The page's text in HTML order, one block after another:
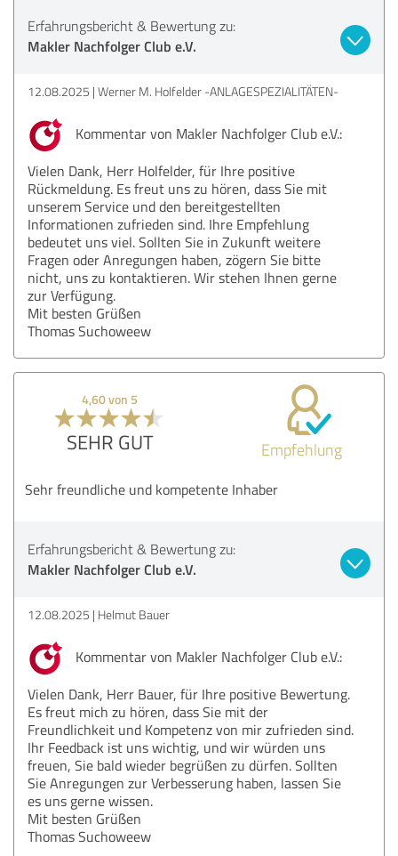
Erfahrungsbericht & Bewertung zu:
Makler Nachfolger Club e.V.
12.08.2025 Werner M. Holfelder -ANLAGESPEZIALITÄTEN-
Kommentar von Makler Nachfolger Club e.V.:
Vielen Dank, Herr Holfelder, für Ihre positive
Rückmeldung. Es freut uns zu hören, dass Sie mit
unserem Service und den bereitgestellten
Informationen zufrieden sind. Ihre Empfehlung
bedeutet uns viel. Sollten Sie in Zukunft weitere
Fragen oder Anregungen haben, zögern Sie bitte
nicht, uns zu kontaktieren. Wir stehen Ihnen gerne
zur Verfügung.
Mit besten Grüßen
Thomas Suchoweew
4,60 von 5
SEHR GUT Empfehlung
Sehr freundliche und kompetente Inhaber
Erfahrungsbericht & Bewertung zu:
Makler Nachfolger Club e.V.
12.08.2025 Helmut Bauer
Kommentar von Makler Nachfolger Club e.V.:
Vielen Dank, Herr Bauer, für Ihre positive Bewertung.
Es freut mich zu hören, dass Sie mit der
Freundlichkeit und Kompetenz von mir zufrieden sind.
Ihr Feedback ist uns wichtig, und wir würden uns
freuen, Sie bald wieder begrüßen zu dürfen. Sollten
Sie Anregungen zur Verbesserung haben, lassen Sie
es uns gerne wissen.
Mit besten Grüßen
Thomas Suchoweew